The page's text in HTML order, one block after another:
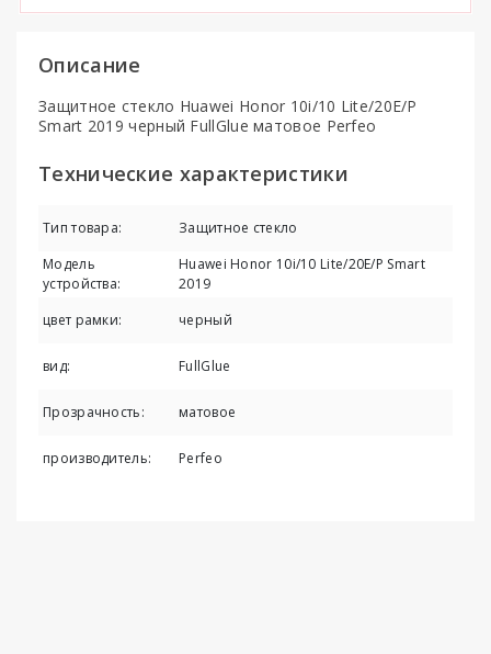
Описание
Защитное стекло Huawei Honor 10i/10 Lite/20E/P
Smart 2019 черный FullGlue матовое Perfeo
Технические характеристики
Тип товара:
Защитное стекло
Модель
устройства:
Huawei Honor 10i/10 Lite/20E/P Smart
2019
цвет рамки:
черный
вид: FullGlue
Прозрачность: матовое
производитель: Perfeo